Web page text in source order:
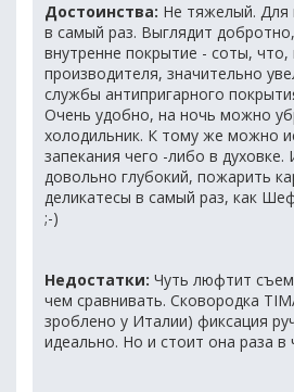
Достоинства: Не тяжелый. Для
в самый раз. Выглядит
внутренне покрытие - соты, что,
производителя, значительно
службы антипригарного
Очень удобно, на ночь можно
холодильник. К тому же можно
запекания чего -либо в духовке.
довольно глубокий, пожарить
деликатесы в самый раз, как
;-)
Недостатки: Чуть люфтит
чем сравнивать. Сковородка
зроблено у Италии) фиксация
идеально. Но и стоит она раза